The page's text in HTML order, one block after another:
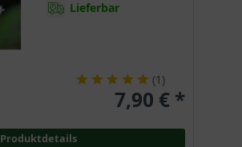
Lieferbar
(1 )
7,90 € *
Produktdetails